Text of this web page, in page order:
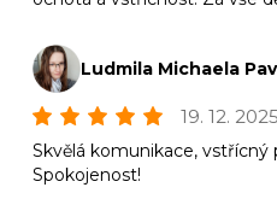
Ludmila Michaela
19. 12. 2025
Skvělá komunikace, vstřícný
Spokojenost!